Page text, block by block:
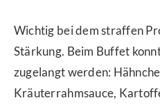
Wichtig bei dem straffen
Stärkung. Beim Buffet
zugelangt werden:
Kräuterrahmsauce,